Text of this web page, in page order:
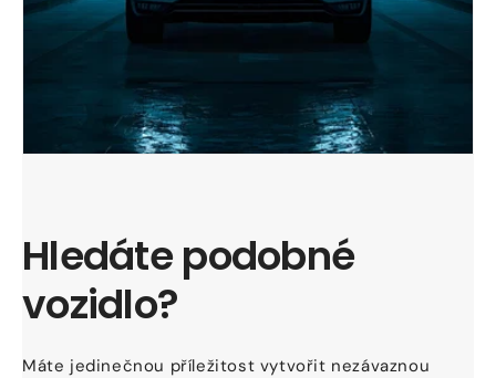
Hledáte podobné
vozidlo?
Máte jedinečnou příležitost vytvořit nezávaznou